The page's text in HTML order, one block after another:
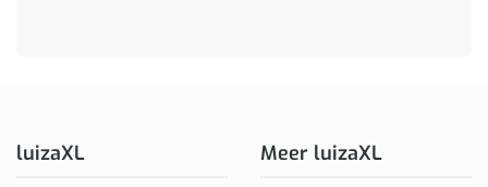
luizaXL Meer luizaXL